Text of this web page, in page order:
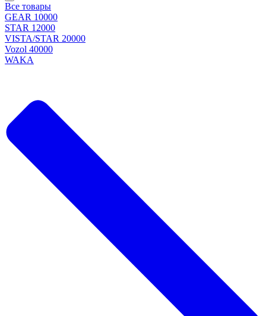
Все товары
GEAR 10000
STAR 12000
VISTA/STAR 20000
Vozol 40000
WAKA